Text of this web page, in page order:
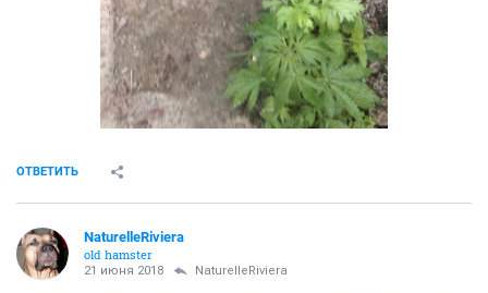
ОТВЕТИТЬ
NaturelleRiviera
old hamster
21 июня 2018 NaturelleRiviera